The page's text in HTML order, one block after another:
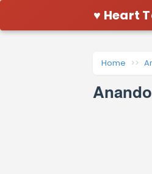
♥ Heart
Home